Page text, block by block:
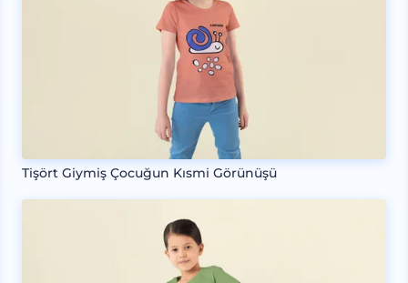
Tişört Giymiş Çocuğun Kısmi Görünüşü